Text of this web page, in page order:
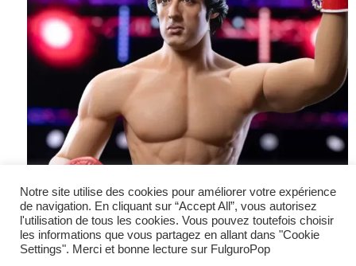
Notre site utilise des cookies pour améliorer votre expérience
de navigation. En cliquant sur “Accept All”, vous autorisez
l'utilisation de tous les cookies. Vous pouvez toutefois choisir
les informations que vous partagez en allant dans "Cookie
Settings". Merci et bonne lecture sur FulguroPop